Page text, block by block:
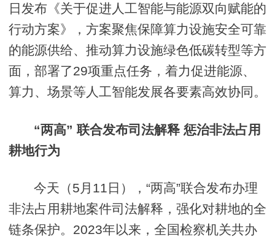
日发布《关于促进人工智能与能源双向赋能的
行动方案》，方案聚焦保障算力设施安全可靠
的能源供给、推动算力设施绿色低碳转型等方
面，部署了29项重点任务，着力促进能源、
算力、场景等人工智能发展各要素高效协同。
“两高” 联合发布司法解释 惩治非法占用
耕地行为
今天（5月11日），“两高”联合发布办理
非法占用耕地案件司法解释，强化对耕地的全
链条保护。2023年以来，全国检察机关共办